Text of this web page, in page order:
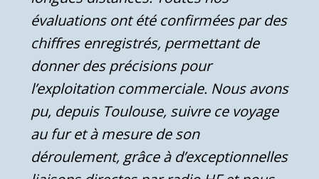
évaluations ont été confirmées par des
chiffres enregistrés, permettant de
donner des précisions pour
l’exploitation commerciale. Nous avons
pu, depuis Toulouse, suivre ce voyage
au fur et à mesure de son
déroulement, grâce à d’exceptionnelles